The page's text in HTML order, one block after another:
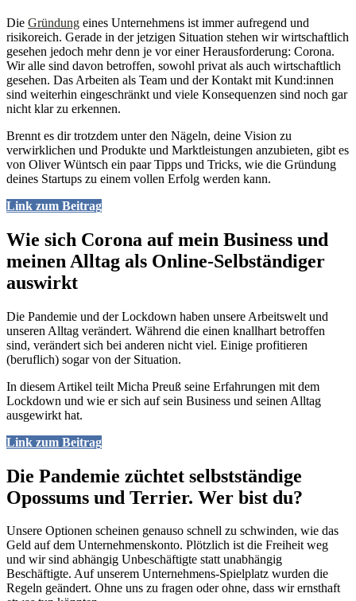
Die Gründung eines Unternehmens ist immer aufregend und
risikoreich. Gerade in der jetzigen Situation stehen wir wirtschaftlich
gesehen jedoch mehr denn je vor einer Herausforderung: Corona.
Wir alle sind davon betroffen, sowohl privat als auch wirtschaftlich
gesehen. Das Arbeiten als Team und der Kontakt mit Kund:innen
sind weiterhin eingeschränkt und viele Konsequenzen sind noch gar
nicht klar zu erkennen.
Brennt es dir trotzdem unter den Nägeln, deine Vision zu
verwirklichen und Produkte und Marktleistungen anzubieten, gibt es
von Oliver Wüntsch ein paar Tipps und Tricks, wie die Gründung
deines Startups zu einem vollen Erfolg werden kann.
Link zum Beitrag
Wie sich Corona auf mein Business und
meinen Alltag als Online-Selbständiger
auswirkt
Die Pandemie und der Lockdown haben unsere Arbeitswelt und
unseren Alltag verändert. Während die einen knallhart betroffen
sind, verändert sich bei anderen nicht viel. Einige profitieren
(beruflich) sogar von der Situation.
In diesem Artikel teilt Micha Preuß seine Erfahrungen mit dem
Lockdown und wie er sich auf sein Business und seinen Alltag
ausgewirkt hat.
Link zum Beitrag
Die Pandemie züchtet selbstständige
Opossums und Terrier. Wer bist du?
Unsere Optionen scheinen genauso schnell zu schwinden, wie das
Geld auf dem Unternehmenskonto. Plötzlich ist die Freiheit weg
und wir sind abhängig Unbeschäftigte statt unabhängig
Beschäftigte. Auf unserem Unternehmens-Spielplatz wurden die
Regeln geändert. Ohne uns zu fragen oder ohne, dass wir ernsthaft